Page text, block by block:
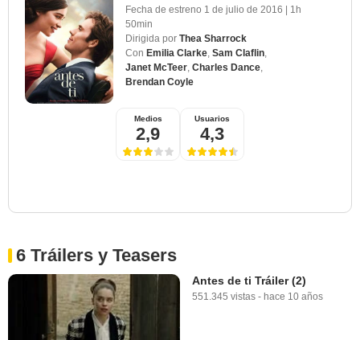
Fecha de estreno 1 de julio de 2016 | 1h
50min
Dirigida por Thea Sharrock
Con Emilia Clarke Sam Claflin
Janet McTeer Charles Dance
Brendan Coyle
Medios
2,9
Usuarios
4,3
6 Tráilers y Teasers
Antes de ti Tráiler (2)
551.345 vistas - hace 10 años